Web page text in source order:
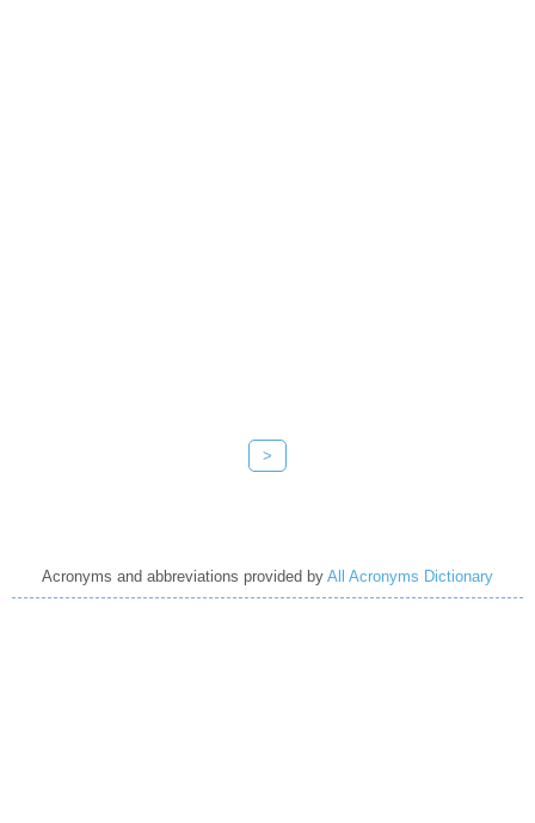
>
Acronyms and abbreviations provided by All Acronyms Dictionary